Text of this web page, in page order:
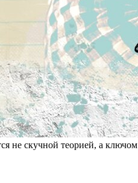
не скучной теорией, а